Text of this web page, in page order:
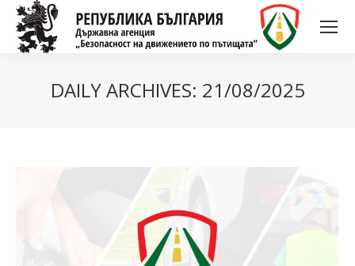
DAILY ARCHIVES: 21/08/2025